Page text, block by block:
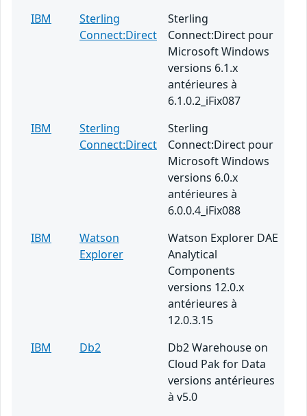
IBM
Sterling
Connect:Direct
Sterling
Connect:Direct pour
Microsoft Windows
versions 6.1.x
antérieures à
6.1.0.2_iFix087
IBM
Sterling
Connect:Direct
Sterling
Connect:Direct pour
Microsoft Windows
versions 6.0.x
antérieures à
6.0.0.4_iFix088
IBM
Watson
Explorer
Watson Explorer DAE
Analytical
Components
versions 12.0.x
antérieures à
12.0.3.15
IBM
Db2
Db2 Warehouse on
Cloud Pak for Data
versions antérieures
à v5.0